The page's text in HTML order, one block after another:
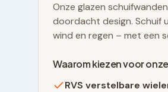
Onze glazen
doordacht design. Schuif
wind en regen – met een
Waarom kiezen voor
RVS verstelbare